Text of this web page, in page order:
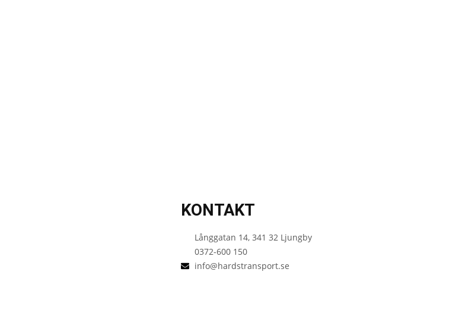
KONTAKT
Långgatan 14, 341 32 Ljungby
0372-600 150
info@hardstransport.se